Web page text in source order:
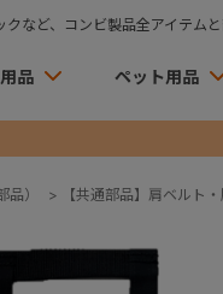
など、コンビ製品全アイテム
品 ペット用品
） > 【共通部品】肩ベルト